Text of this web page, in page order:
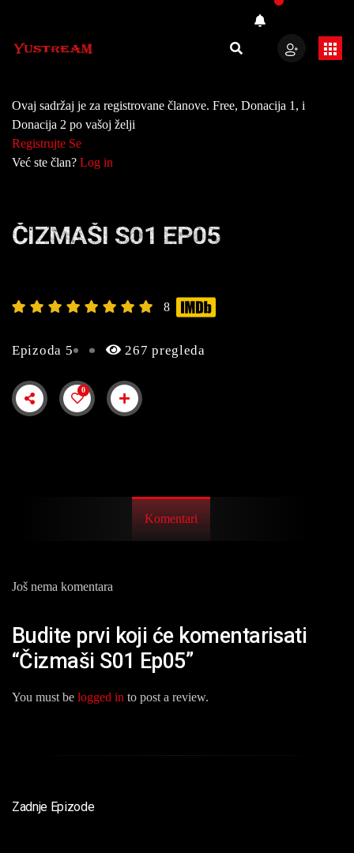
Ovaj sadržaj je za registrovane članove. Free, Donacija 1, i
Donacija 2 po vašoj želji
Registrujte Se
Već ste član? Log in
ČIZMAŠI S01 EP05
8
Epizoda 5 267 pregleda
0
Komentari
Još nema komentara
Budite prvi koji će komentarisati
“Čizmaši S01 Ep05”
You must be logged in to post a review.
Zadnje Epizode